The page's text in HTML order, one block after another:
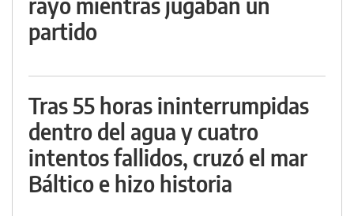
partido
Tras 55 horas ininterrumpidas
dentro del agua y cuatro
intentos fallidos, cruzó el mar
Báltico e hizo historia